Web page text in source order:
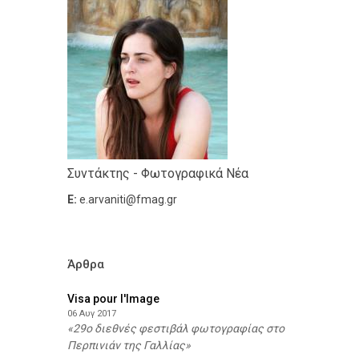
Συντάκτης - Φωτογραφικά Νέα
E: e.arvaniti@fmag.gr
Άρθρα
Visa pour l'Image
06 Αυγ 2017
29ο διεθνές φεστιβάλ φωτογραφίας στο
Περπινιάν της Γαλλίας